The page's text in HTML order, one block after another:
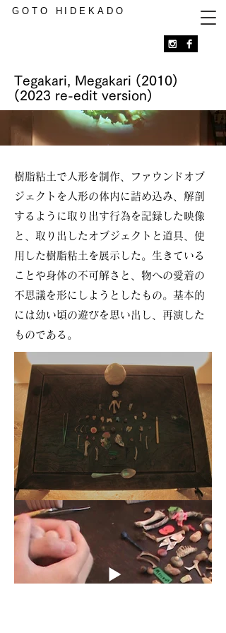
GOTO HIDEKADO
Tegakari, Megakari (2010)
(2023 re-edit version)
樹脂粘土で人形を制作、ファウンドオブ
ジェクトを人形の体内に詰め込み、解剖
するように取り出す行為を記録した映像
と、取り出したオブジェクトと道具、使
用した樹脂粘土を展示した。生きている
ことや身体の不可解さと、物への愛着の
不思議を形にしようとしたもの。基本的
には幼い頃の遊びを思い出し、再演した
ものである。